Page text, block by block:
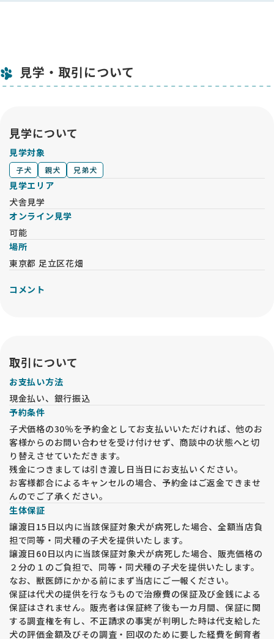
基準が明確で、ワンちゃんへのリスペクトを強く感じました📖
ブリーダーさん紹介の一言一言に温かみがあり、記事を通じて
ただ可愛い子犬を売るのではなく、「人と犬の幸せな未来」を
真剣に考えてつないでくれるサービスだと思います。命の行方
まで大切に考えたい方に、ぜひ知っていただきたいサイトで
す。心から感謝しています🙏
見学・取引について
見学について
見学対象
子犬 親犬 兄弟犬
見学エリア
犬舎見学
オンライン見学
可能
場所
東京都 足立区花畑
コメント
取引について
お支払い方法
現金払い、銀行振込
予約条件
子犬価格の30％を予約金としてお支払いいただければ、他のお
客様からのお問い合わせを受け付けせず、商談中の状態へと切
り替えさせていただきます。
残金につきましては引き渡し日当日にお支払いください。
お客様都合によるキャンセルの場合、予約金はご返金できませ
んのでご了承ください。
生体保証
譲渡日15日以内に当該保証対象犬が病死した場合、全額当店負
担で同等・同犬種の子犬を提供いたします。
譲渡日60日以内に当該保証対象犬が病死した場合、販売価格の
２分の１のご負担で、同等・同犬種の子犬を提供いたします。
なお、獣医師にかかる前にまず当店にご一報ください。
保証は代犬の提供を行なうもので治療費の保証及び金銭による
保証はされません。販売者は保証終了後も一カ月間、保証に関
する調査権を有し、不正請求の事実が判明した時は代支給した
犬の評価金額及びその調査・回収のために要した経費を飼育者